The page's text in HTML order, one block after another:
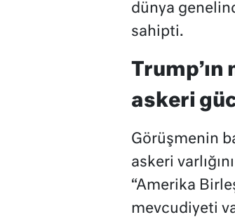
dünya
sahipti.
Trump’ın
askeri
Görüşmenin
askeri
“Amerika
mevcudiyeti